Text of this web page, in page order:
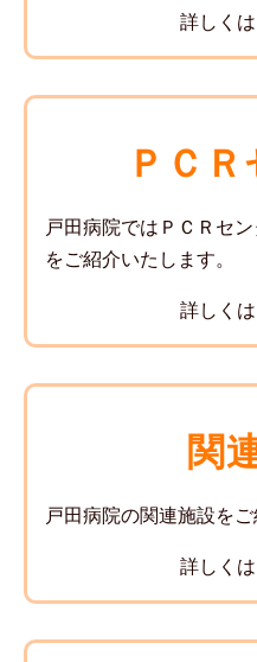
詳しく
ＰＣ
戸田病院ではＰＣＲセ
をご紹介いたします。
詳しく
関
戸田病院の関連施設をご
詳しく